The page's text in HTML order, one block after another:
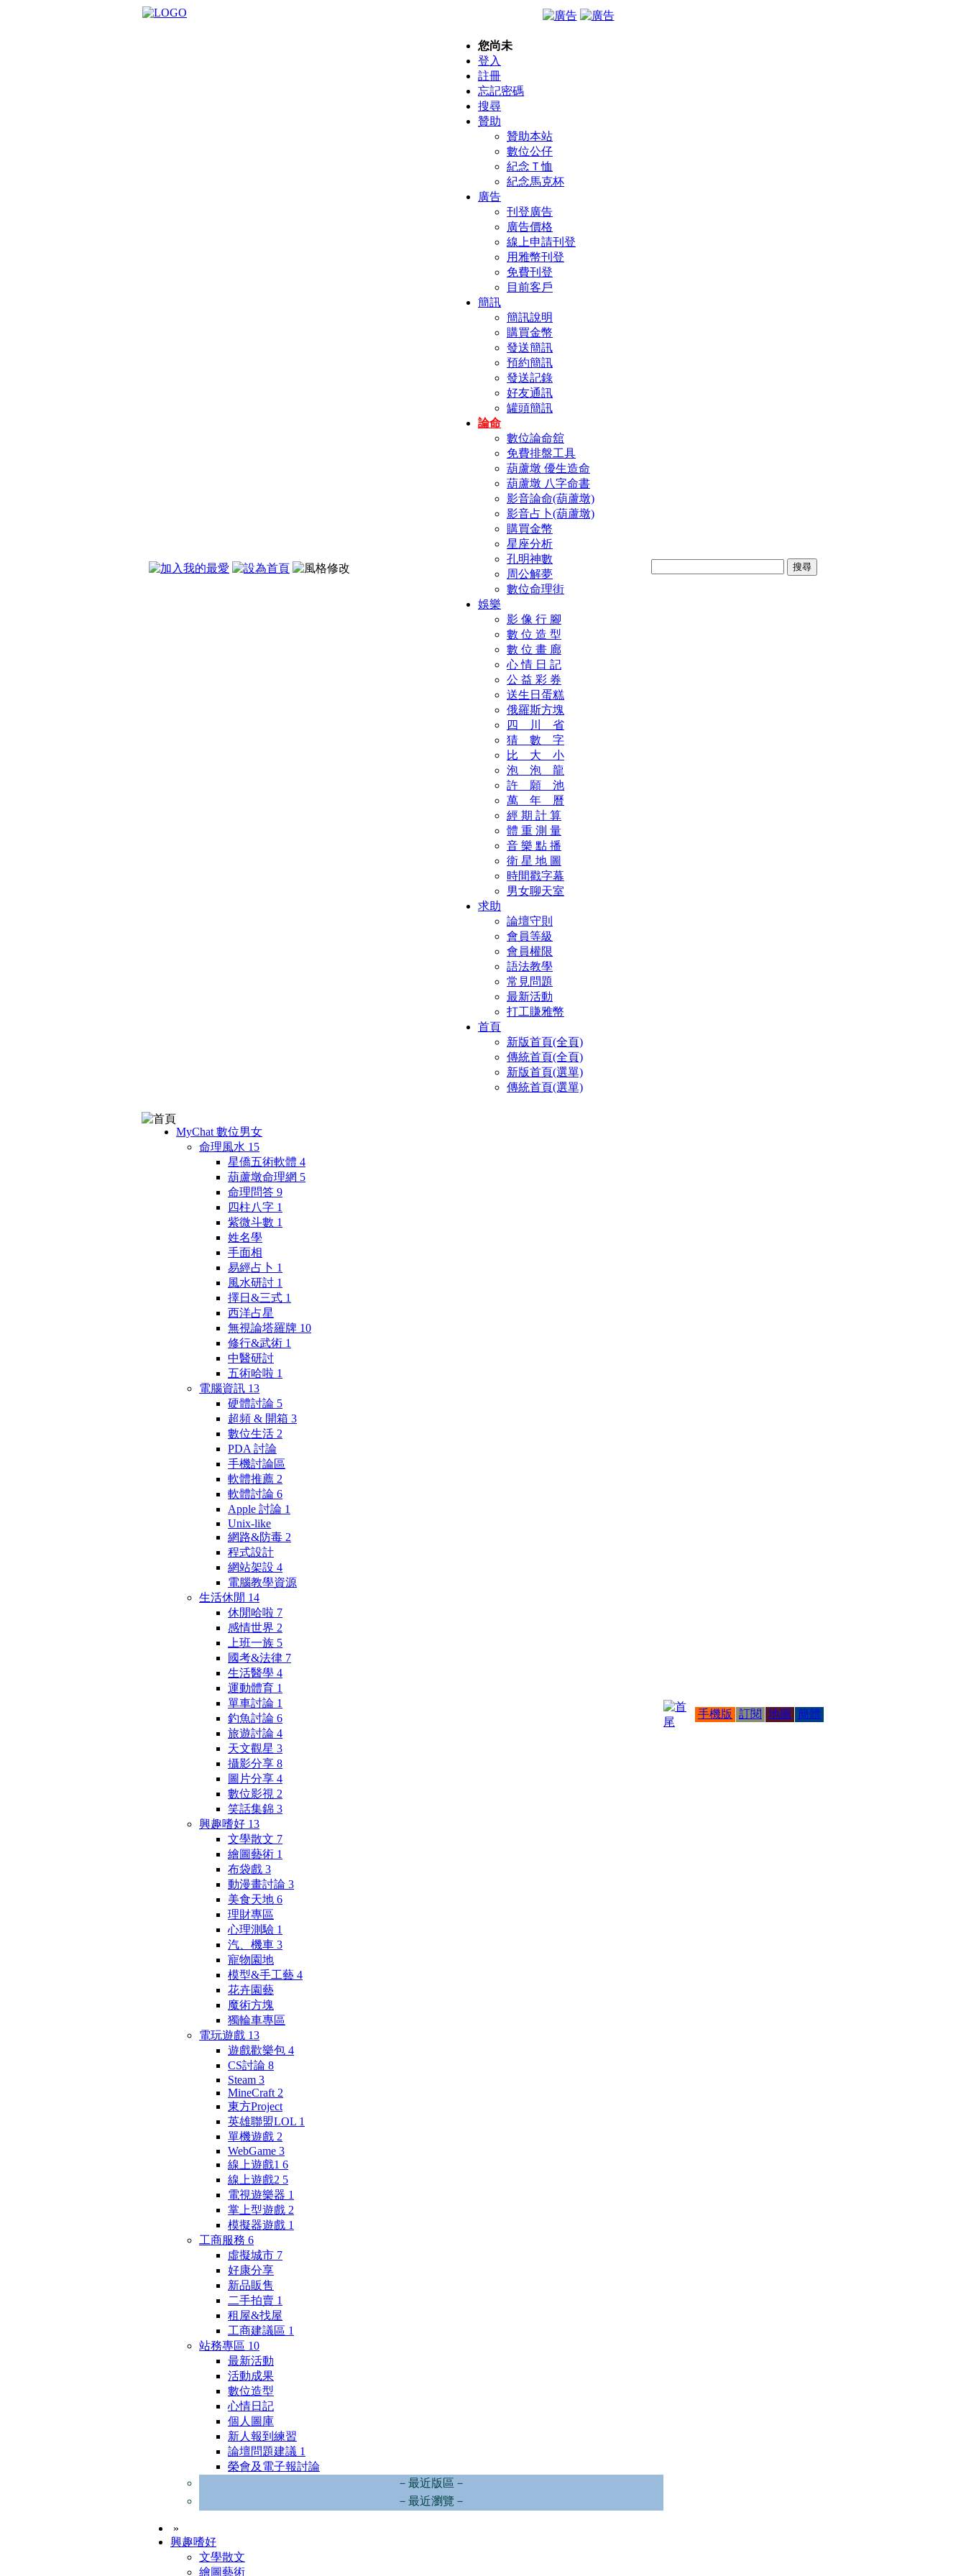
您尚未
登入
註冊
忘記密碼
搜尋
贊助
贊助本站
數位公仔
紀念Ｔ恤
紀念馬克杯
廣告
刊登廣告
廣告價格
線上申請刊登
用雅幣刊登
免費刊登
目前客戶
簡訊
簡訊說明
購買金幣
發送簡訊
預約簡訊
發送記錄
好友通訊
罐頭簡訊
論命
數位論命舘
免費排盤工具
葫蘆墩 優生造命
葫蘆墩 八字命書
影音論命(葫蘆墩)
影音占卜(葫蘆墩)
購買金幣
星座分析
孔明神數
周公解夢
數位命理街
娛樂
影 像 行 腳
數 位 造 型
數 位 畫 廊
心 情 日 記
公 益 彩 券
送生日蛋糕
俄羅斯方塊
四 川 省
猜 數 字
比 大 小
泡 泡 龍
許 願 池
萬 年 曆
經 期 計 算
體 重 測 量
音 樂 點 播
衛 星 地 圖
時間戳字幕
男女聊天室
求助
論壇守則
會員等級
會員權限
語法教學
常見問題
最新活動
打工賺雅幣
首頁
新版首頁(全頁)
傳統首頁(全頁)
新版首頁(選單)
傳統首頁(選單)
MyChat 數位男女
命理風水 15
星僑五術軟體 4
葫蘆墩命理網 5
命理問答 9
四柱八字 1
紫微斗數 1
姓名學
手面相
易經占卜 1
風水研討 1
擇日&三式 1
西洋占星
無視論塔羅牌 10
修行&武術 1
中醫研討
五術哈啦 1
電腦資訊 13
硬體討論 5
超頻 & 開箱 3
數位生活 2
PDA 討論
手機討論區
軟體推薦 2
軟體討論 6
Apple 討論 1
Unix-like
網路&防毒 2
程式設計
網站架設 4
電腦教學資源
生活休閒 14
休閒哈啦 7
感情世界 2
上班一族 5
國考&法律 7
生活醫學 4
運動體育 1
單車討論 1
釣魚討論 6
旅遊討論 4
天文觀星 3
攝影分享 8
圖片分享 4
數位影視 2
笑話集錦 3
興趣嗜好 13
文學散文 7
繪圖藝術 1
布袋戲 3
動漫畫討論 3
美食天地 6
理財專區
心理測驗 1
汽、機車 3
寵物園地
模型&手工藝 4
花卉園藝
魔術方塊
獨輪車專區
電玩遊戲 13
遊戲歡樂包 4
CS討論 8
Steam 3
MineCraft 2
東方Project
英雄聯盟LOL 1
單機遊戲 2
WebGame 3
線上遊戲1 6
線上遊戲2 5
電視遊樂器 1
掌上型遊戲 2
模擬器遊戲 1
工商服務 6
虛擬城市 7
好康分享
新品販售
二手拍賣 1
租屋&找屋
工商建議區 1
站務專區 10
最新活動
活動成果
數位造型
心情日記
個人圖庫
新人報到練習
論壇問題建議 1
榮會及電子報討論
－最近版區－
－最近瀏覽－
»
興趣嗜好
文學散文
繪圖藝術
手機版 訂閱 地圖 簡體